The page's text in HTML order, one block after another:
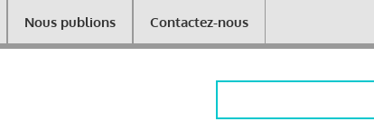
Nous publions Contactez-nous